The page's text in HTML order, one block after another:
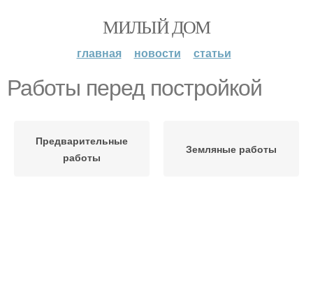
МИЛЫЙ ДОМ
главная новости статьи
Работы перед постройкой
Предварительные
работы
Земляные работы